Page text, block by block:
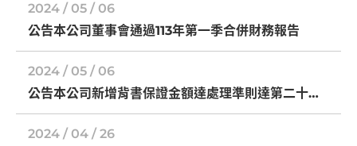
2024 / 05 / 06
公告本公司董事會通過113年第一季合併財務報告
2024 / 05 / 06
公告本公司新增背書保證金額達處理準則達第二十五
條第一項 第三款至第四款之規定
2024 / 04 / 26